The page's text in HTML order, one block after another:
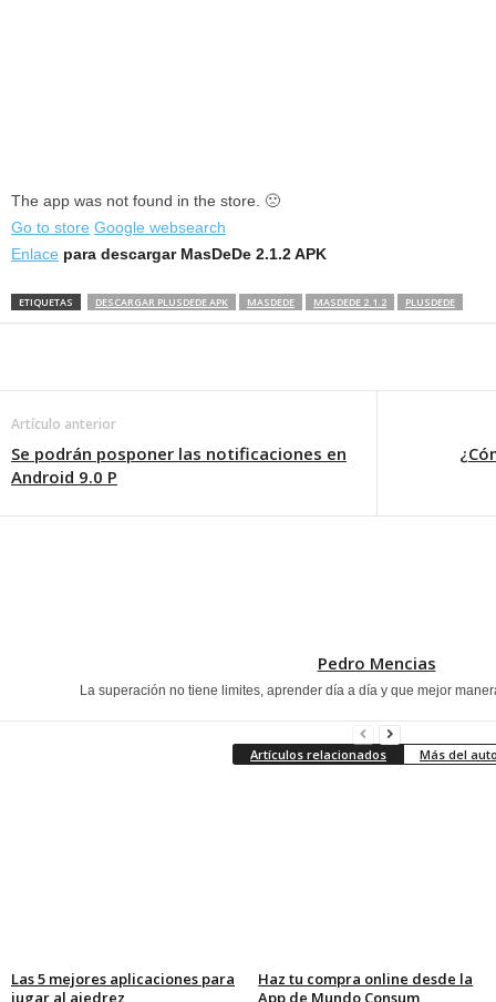
The app was not found in the store. 🙁
Go to store Google websearch
Enlace para descargar MasDeDe 2.1.2 APK
ETIQUETAS DESCARGAR PLUSDEDE APK MASDEDE MASDEDE 2.1.2 PLUSDEDE
Artículo anterior
Se podrán posponer las notificaciones en
Android 9.0 P
Pedro Mencias
La superación no tiene limites, aprender día a día y que mejor
Artículos relacionados Más del
Las 5 mejores aplicaciones para
jugar al ajedrez
Haz tu compra online desde la
App de Mundo Consum